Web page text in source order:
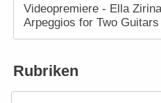
Videopremiere - Ella
Arpeggios for Two Guitars
Rubriken